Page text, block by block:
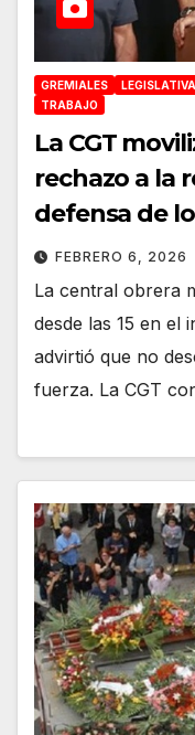
GREMIALES
TRABAJO
La CGT
rechazo a la
defensa de
FEBRERO 6, 2026
La central obrera
desde las 15 en el
advirtió que no
fuerza. La CGT